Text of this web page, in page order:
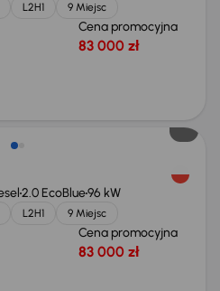
L2H1 9 Miejsc
Cena promocyjna
83 000 zł
2.0 EcoBlue96 kW
L2H1 9 Miejsc
Cena promocyjna
83 000 zł